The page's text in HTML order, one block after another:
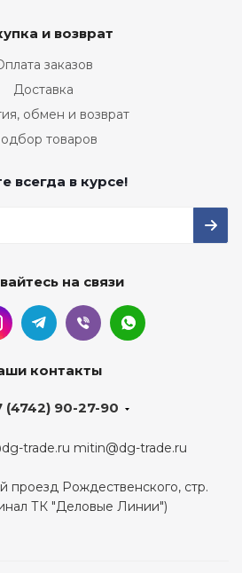
и возврат
заказов
Доставка
обмен и возврат
товаров
всегда в курсе!
на связи
контакты
(4742) 90-27-90
trade.ru mitin@dg-trade.ru
й проезд Рождественского, стр.
ТК "Деловые Линии")